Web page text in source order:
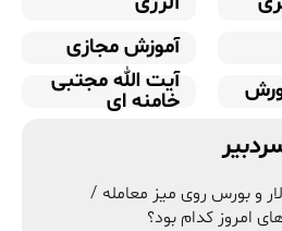
آموزش مجازی
آیت الله مجتبی
خامنه ای
و بورس روی میز معامله /
امروز کدام بود؟